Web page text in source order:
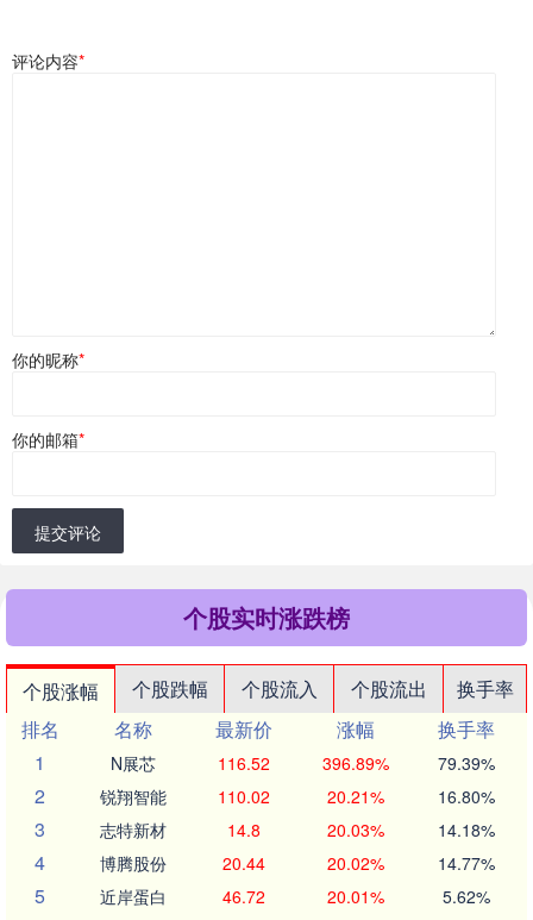
评论内容*
你的昵称*
你的邮箱*
提交评论
个股实时涨跌榜
个股涨幅 个股跌幅 个股流入 个股流出
换手率
排名
名称 最新价 涨幅
换手率
1
N展芯 116.52 396.89% 79.39%
2 锐翔智能 110.02 20.21% 16.80%
3 志特新材 14.8 20.03% 14.18%
4 博腾股份 20.44 20.02% 14.77%
5 近岸蛋白 46.72 20.01% 5.62%